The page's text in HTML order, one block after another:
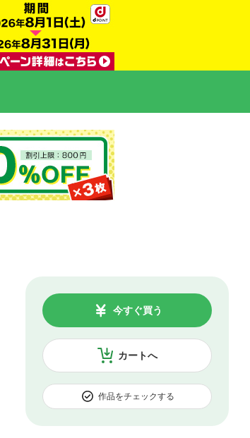
カートへ
今すぐ買う
作品をチェックする